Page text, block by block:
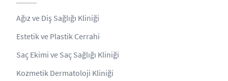
Ağız ve Diş Sağlığı Kliniği
Estetik ve Plastik Cerrahi
Saç Ekimi ve Saç Sağlığı Kliniği
Kozmetik Dermatoloji Kliniği